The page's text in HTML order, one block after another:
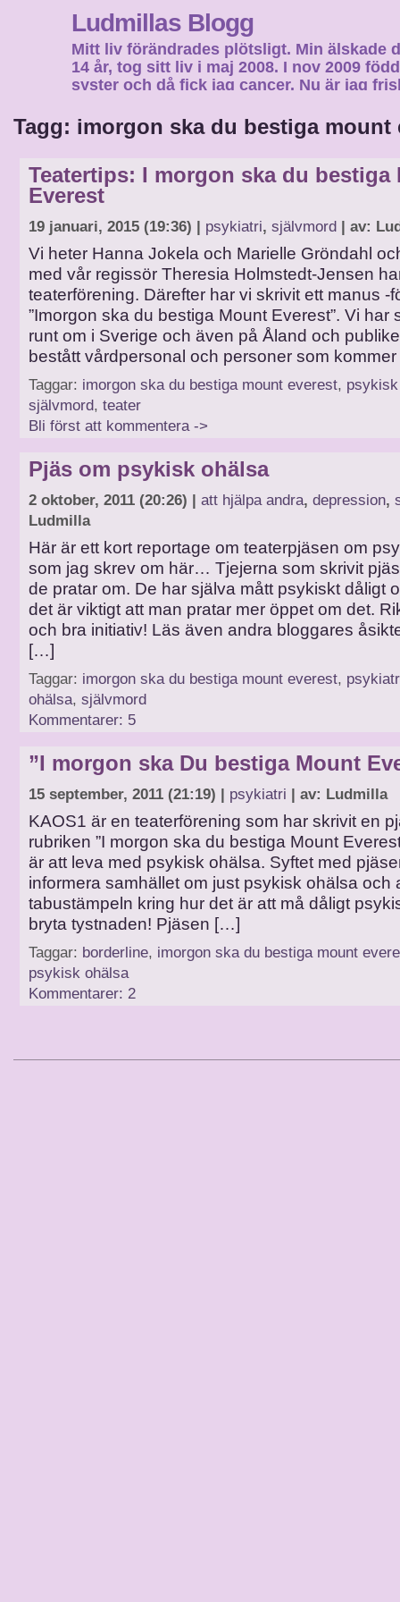
Ludmillas Blogg
Mitt liv förändrades plötsligt. Min älskade
14 år, tog sitt liv i maj 2008. I nov 2009
syster och då fick jag cancer. Nu är jag
Tagg: imorgon ska du bestiga mount
Teatertips: I morgon ska du bestiga
Everest
19 januari, 2015 (19:36) | psykiatri, självmord | av:
Vi heter Hanna Jokela och Marielle Gröndahl
med vår regissör Theresia Holmstedt-Jensen
teaterförening. Därefter har vi skrivit ett manus -
”Imorgon ska du bestiga Mount Everest”. Vi har
runt om i Sverige och även på Åland och
bestått vårdpersonal och personer som
Taggar: imorgon ska du bestiga mount everest,
självmord, teater
Bli först att kommentera ->
Pjäs om psykisk ohälsa
2 oktober, 2011 (20:26) | att hjälpa andra, depression,
Ludmilla
Här är ett kort reportage om teaterpjäsen om
som jag skrev om här… Tjejerna som skrivit
de pratar om. De har själva mått psykiskt dåligt
det är viktigt att man pratar mer öppet om det.
och bra initiativ! Läs även andra bloggares
[…]
Taggar: imorgon ska du bestiga mount everest,
ohälsa, självmord
Kommentarer: 5
”I morgon ska Du bestiga Mount
15 september, 2011 (21:19) | psykiatri | av: Ludmilla
KAOS1 är en teaterförening som har skrivit en
rubriken ”I morgon ska du bestiga Mount
är att leva med psykisk ohälsa. Syftet med
informera samhället om just psykisk ohälsa och
tabustämpeln kring hur det är att må dåligt
bryta tystnaden! Pjäsen […]
Taggar: borderline, imorgon ska du bestiga mount
psykisk ohälsa
Kommentarer: 2